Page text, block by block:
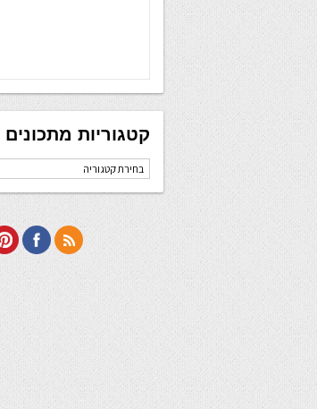
קטגוריות מתכונים
קטגוריות
מתכונים